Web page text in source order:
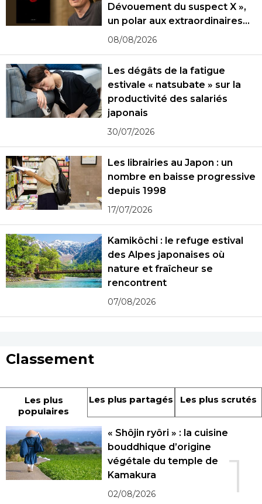
Dévouement du suspect X »,
un polar aux extraordinaires
rebondissements
08/08/2026
Les dégâts de la fatigue
estivale « natsubate » sur la
productivité des salariés
japonais
30/07/2026
Les librairies au Japon : un
nombre en baisse progressive
depuis 1998
17/07/2026
Kamikôchi : le refuge estival
des Alpes japonaises où
nature et fraîcheur se
rencontrent
07/08/2026
Classement
Les plus
populaires
Les plus partagés Les plus scrutés
1
« Shôjin ryôri » : la cuisine
bouddhique d’origine
végétale du temple de
Kamakura
02/08/2026